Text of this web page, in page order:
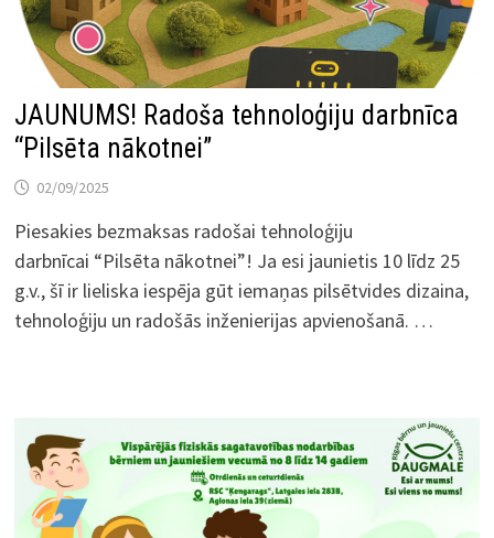
JAUNUMS! Radoša tehnoloģiju darbnīca
“Pilsēta nākotnei”
02/09/2025
Piesakies bezmaksas radošai tehnoloģiju
darbnīcai “Pilsēta nākotnei”! Ja esi jaunietis 10 līdz 25
g.v., šī ir lieliska iespēja gūt iemaņas pilsētvides dizaina,
tehnoloģiju un radošās inženierijas apvienošanā. …